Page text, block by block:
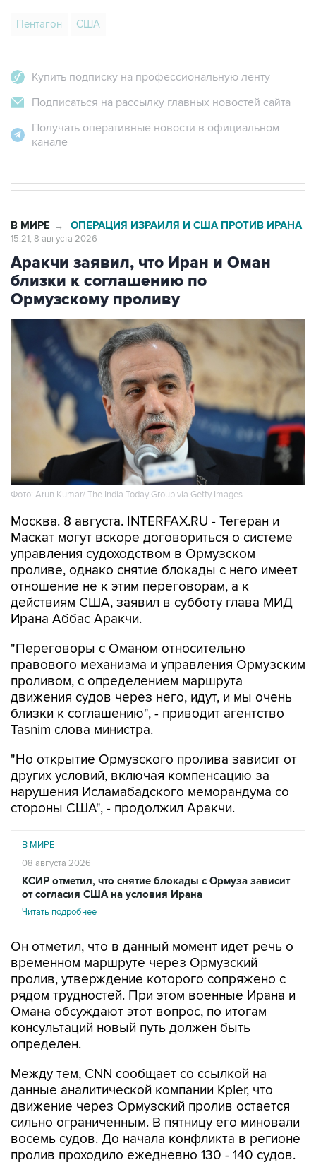
Пентагон США
Купить подписку на профессиональную ленту
Подписаться на рассылку главных новостей сайта
Получать оперативные новости в официальном
канале
В МИРЕ → ОПЕРАЦИЯ ИЗРАИЛЯ И США ПРОТИВ ИРАНА
15:21, 8 августа 2026
Аракчи заявил, что Иран и Оман
близки к соглашению по
Ормузскому проливу
Фото: Arun Kumar/ The India Today Group via Getty Images
Москва. 8 августа. INTERFAX.RU - Тегеран и
Маскат могут вскоре договориться о системе
управления судоходством в Ормузском
проливе, однако снятие блокады с него имеет
отношение не к этим переговорам, а к
действиям США, заявил в субботу глава МИД
Ирана Аббас Аракчи.
"Переговоры с Оманом относительно
правового механизма и управления Ормузским
проливом, с определением маршрута
движения судов через него, идут, и мы очень
близки к соглашению", - приводит агентство
Tasnim слова министра.
"Но открытие Ормузского пролива зависит от
других условий, включая компенсацию за
нарушения Исламабадского меморандума со
стороны США", - продолжил Аракчи.
В МИРЕ
08 августа 2026
КСИР отметил, что снятие блокады с Ормуза зависит
от согласия США на условия Ирана
Читать подробнее
Он отметил, что в данный момент идет речь о
временном маршруте через Ормузский
пролив, утверждение которого сопряжено с
рядом трудностей. При этом военные Ирана и
Омана обсуждают этот вопрос, по итогам
консультаций новый путь должен быть
определен.
Между тем, CNN сообщает со ссылкой на
данные аналитической компании Kpler, что
движение через Ормузский пролив остается
сильно ограниченным. В пятницу его миновали
восемь судов. До начала конфликта в регионе
пролив проходило ежедневно 130 - 140 судов.